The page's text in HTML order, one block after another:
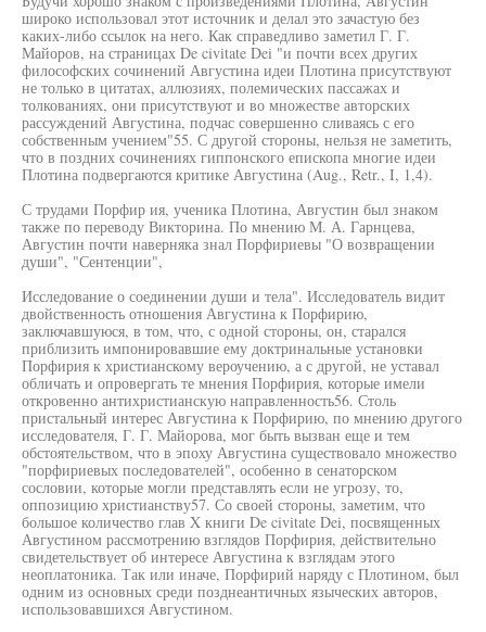
широко использовал этот источник и делал это зачастую без
каких-либо ссылок на него. Как справедливо заметил Г. Г.
Майоров, на страницах De civitate Dei "и почти всех других
философских сочинений Августина идеи Плотина присутствуют
не только в цитатах, аллюзиях, полемических пассажах и
толкованиях, они присутствуют и во множестве авторских
рассуждений Августина, подчас совершенно сливаясь с его
собственным учением"55. С другой стороны, нельзя не заметить,
что в поздних сочинениях гиппонского епископа многие идеи
Плотина подвергаются критике Августина (Aug., Retr., I, 1,4).
С трудами Порфир ия, ученика Плотина, Августин был знаком
также по переводу Викторина. По мнению М. А. Гарнцева,
Августин почти наверняка знал Порфириевы "О возвращении
души", "Сентенции",
Исследование о соединении души и тела". Исследователь видит
двойственность отношения Августина к Порфирию,
заключавшуюся, в том, что, с одной стороны, он, старался
приблизить импонировавшие ему доктринальные установки
Порфирия к христианскому вероучению, а с другой, не уставал
обличать и опровергать те мнения Порфирия, которые имели
откровенно антихристианскую направленность56. Столь
пристальный интерес Августина к Порфирию, по мнению другого
исследователя, Г. Г. Майорова, мог быть вызван еще и тем
обстоятельством, что в эпоху Августина существовало множество
"порфириевых последователей", особенно в сенаторском
сословии, которые могли представлять если не угрозу, то,
оппозицию христианству57. Со своей стороны, заметим, что
большое количество глав X книги De civitate Dei, посвященных
Августином рассмотрению взглядов Порфирия, действительно
свидетельствует об интересе Августина к взглядам этого
неоплатоника. Так или иначе, Порфирий наряду с Плотином, был
одним из основных среди позднеантичных языческих авторов,
использовавшихся Августином.